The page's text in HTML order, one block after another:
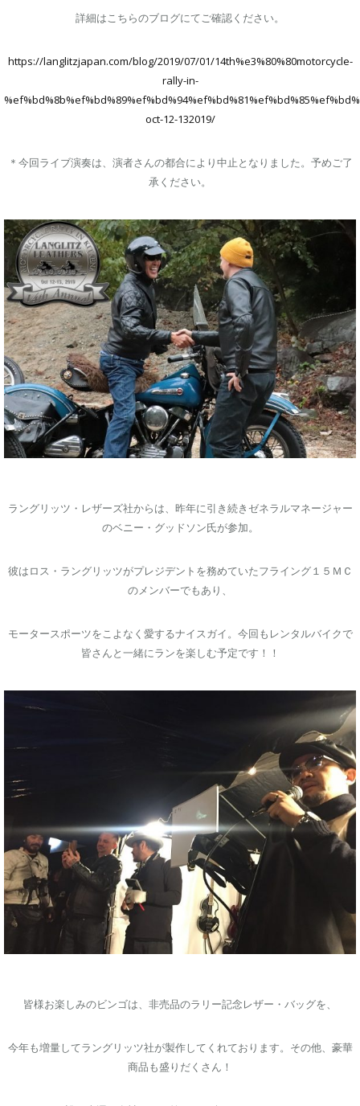
詳細はこちらのブログにてご確認ください。
https://langlitzjapan.com/blog/2019/07/01/14th%e3%80%80motorcycle-
rally-in-
oct-12-132019/
＊今回ライブ演奏は、演者さんの都合により中止となりました。予めご了
承ください。
ラングリッツ・レザーズ社からは、昨年に引き続きゼネラルマネージャー
のベニー・グッドソン氏が参加。
彼はロス・ラングリッツがプレジデントを務めていたフライング１５ＭＣ
のメンバーでもあり、
モータースポーツをこよなく愛するナイスガイ。今回もレンタルバイクで
皆さんと一緒にランを楽しむ予定です！！
皆様お楽しみのビンゴは、非売品のラリー記念レザー・バッグを、
今年も増量してラングリッツ社が製作してくれております。その他、豪華
商品も盛りだくさん！